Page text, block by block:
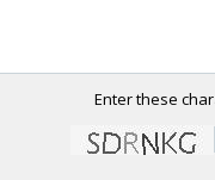
Enter these